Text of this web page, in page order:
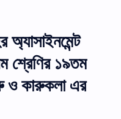
শ্রেণির ১৯তম
ও কারুকলা এর